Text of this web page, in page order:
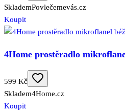
SklademPovlečemevás.cz
Koupit
4Home prostěradlo
599 Kč
Skladem4Home.cz
Koupit